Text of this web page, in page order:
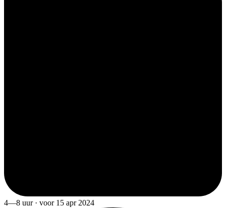
4—8 uur · voor 15 apr 2024